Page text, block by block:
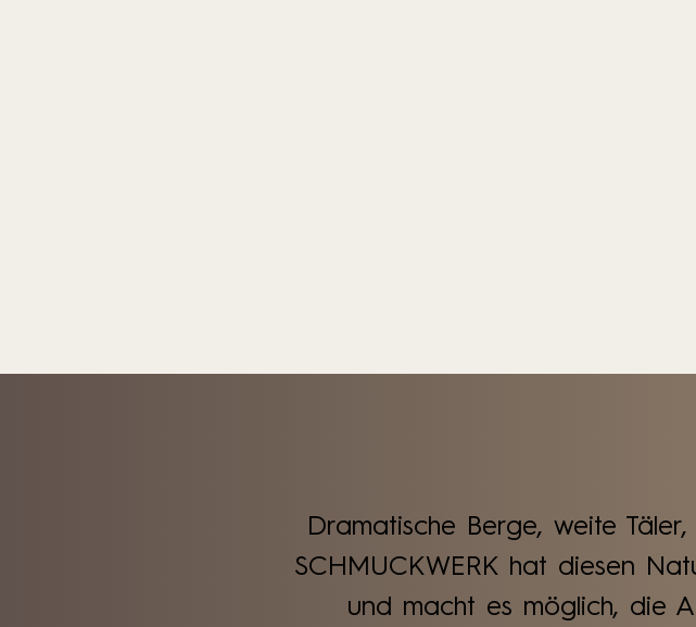
Dramatische Berge, weite
SCHMUCKWERK hat diesen
und macht es möglich, die